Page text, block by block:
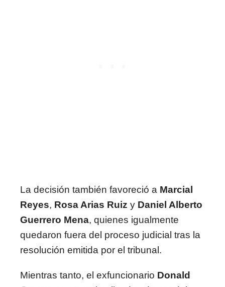
La decisión también favoreció a Marcial
Reyes, Rosa Arias Ruiz y Daniel Alberto
Guerrero Mena, quienes igualmente
quedaron fuera del proceso judicial tras la
resolución emitida por el tribunal.
Mientras tanto, el exfuncionario Donald